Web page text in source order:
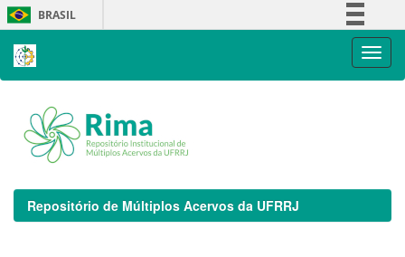
Skip
navigation
BRASIL
Repositório de Múltiplos Acervos da UFRRJ